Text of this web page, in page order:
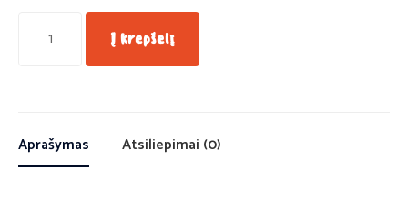
Į krepšelį
Aprašymas Atsiliepimai (0)